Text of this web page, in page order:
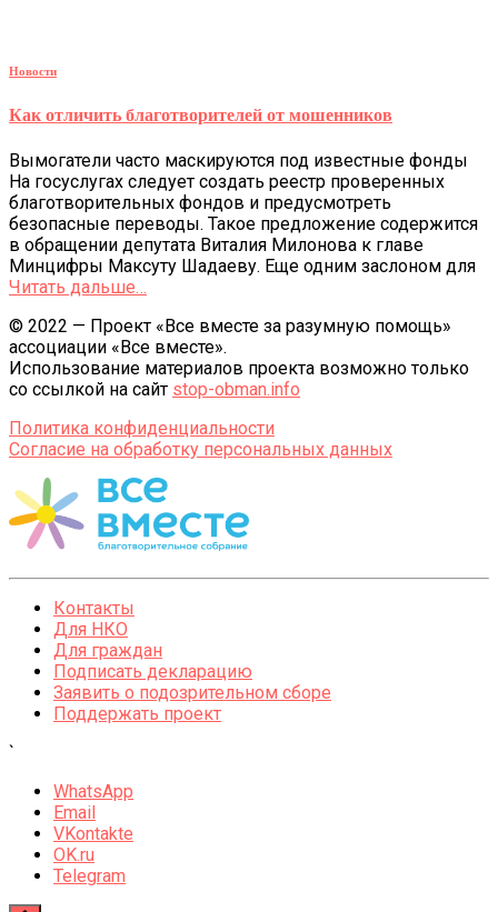
Новости
Как отличить благотворителей от мошенников
Вымогатели часто маскируются под известные фонды
На госуслугах следует создать реестр проверенных
благотворительных фондов и предусмотреть
безопасные переводы. Такое предложение содержится
в обращении депутата Виталия Милонова к главе
Минцифры Максуту Шадаеву. Еще одним заслоном для
Читать дальше…
© 2022 — Проект «Все вместе за разумную помощь»
ассоциации «Все вместе».
Использование материалов проекта возможно только
со ссылкой на сайт stop-obman.info
Политика конфиденциальности
Согласие на обработку персональных данных
Контакты
Для НКО
Для граждан
Подписать декларацию
Заявить о подозрительном сборе
Поддержать проект
`
WhatsApp
Email
VKontakte
OK.ru
Telegram